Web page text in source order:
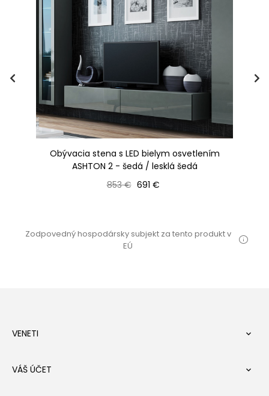
Obývacia stena s LED bielym osvetlením
ASHTON 2 - šedá / lesklá šedá
Bežná cena
853 € Cena
691 €
Zodpovedný hospodársky subjekt za tento produkt v
EÚ
VENETI 
VÁŠ ÚČET 